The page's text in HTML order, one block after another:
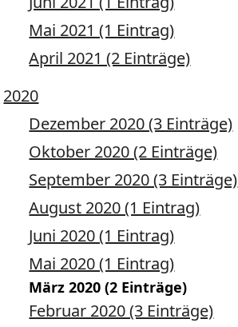
Mai 2021 (1 Eintrag)
April 2021 (2 Einträge)
2020
Dezember 2020 (3 Einträge)
Oktober 2020 (2 Einträge)
September 2020 (3 Einträge)
August 2020 (1 Eintrag)
Juni 2020 (1 Eintrag)
Mai 2020 (1 Eintrag)
März 2020 (2 Einträge)
Februar 2020 (3 Einträge)